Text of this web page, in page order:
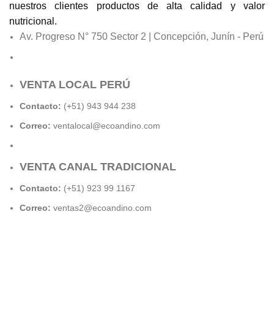
nuestros clientes productos de alta calidad y valor
nutricional.
Av. Progreso N° 750 Sector 2 | Concepción, Junín - Perú
VENTA LOCAL PERÚ
Contacto: (+51) 943 944 238
Correo: ventalocal@ecoandino.com
VENTA CANAL TRADICIONAL
Contacto: (+51) 923 99 1167
Correo: ventas2@ecoandino.com